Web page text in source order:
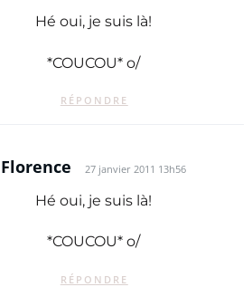
Hé oui, je suis là!
*COUCOU* o/
RÉPONDRE
Florence 27 janvier 2011 13h56
Hé oui, je suis là!
*COUCOU* o/
RÉPONDRE